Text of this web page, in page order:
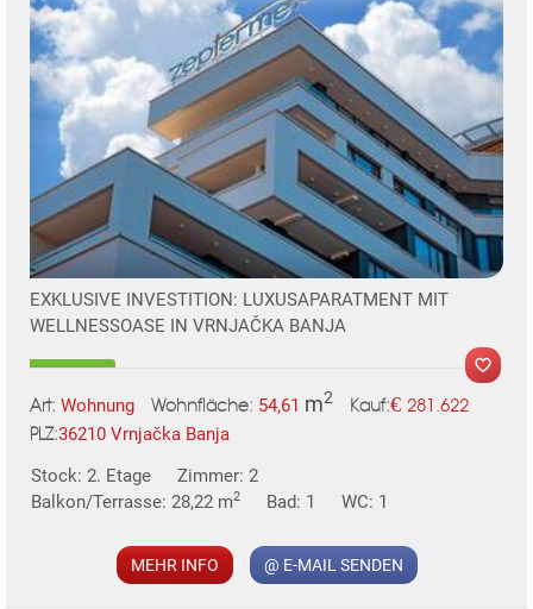
KLIS
EXKLUSIVE INVESTITION: LUXUSAPARATMENT MIT
WELLNESSOASE IN VRNJAČKA BANJA
Art: Wohnung Wohnfläche: 54,61 m2 Kauf:€ 281.622
PLZ:36210 Vrnjačka Banja
Stock: 2. Etage
Zimmer: 2
Balkon/Terrasse: 28,22 m2 Bad: 1 WC: 1
MEHR INFO @ E-MAIL SENDEN